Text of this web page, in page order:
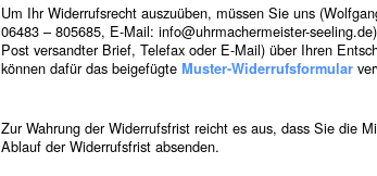
Um Ihr Widerrufsrecht auszuüben, müssen Sie uns
06483 – 805685, E-Mail: info@uhrmachermeister-
Post versandter Brief, Telefax oder E-Mail) über Ihren
können dafür das beigefügte Muster-Widerrufsformular
Zur Wahrung der Widerrufsfrist reicht es aus, dass Sie die
Ablauf der Widerrufsfrist absenden.